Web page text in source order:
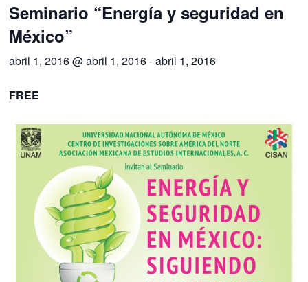
Seminario “Energía y seguridad en
México”
abril 1, 2016 @ abril 1, 2016-abril 1, 2016
FREE